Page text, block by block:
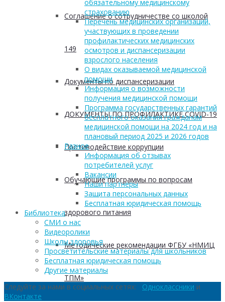
Соглашение о сотрудничестве со школой
149
Документы по диспансеризации
ДОКУМЕНТЫ ПО ПРОФИЛАКТИКЕ COVID-19
Противодействие коррупции
Обучающие программы по вопросам
здорового питания
Методические рекомендации ФГБУ «НМИЦ
ТПМ»
обязательному медицинскому
страхованию
Перечень медицинских организаций,
участвующих в проведении
профилактических медицинских
осмотров и диспансеризации
взрослого населения
О видах оказываемой медицинской
помощи
Информация о возможности
получения медицинской помощи
Программа государственных гарантий
бесплатного оказания гражданам
медицинской помощи на 2024 год и на
плановый период 2025 и 2026 годов
Разное
Информация об отзывах
потребителей услуг
Вакансии
Наши партнеры
Защита персональных данных
Бесплатная юридическая помощь
Библиотека
СМИ о нас
Видеоролики
Школы здоровья
Просветительские материалы для школьников
Бесплатная юридическая помощь
Другие материалы
Следуйте за нами в социальных сетях: Одноклассники и
ВКонтакте